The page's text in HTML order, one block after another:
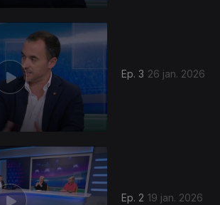
Ep. 3 26 jan. 2026
Ep. 2 19 jan. 2026